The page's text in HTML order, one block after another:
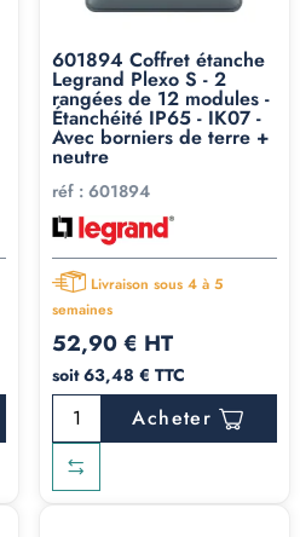
601894 Coffret étanche
Legrand Plexo S - 2
rangées de 12 modules -
Étanchéité IP65 - IK07 -
Avec borniers de terre +
neutre
réf : 601894
Livraison sous 4 à 5
semaines
52,90 € HT
soit 63,48 € TTC
Acheter